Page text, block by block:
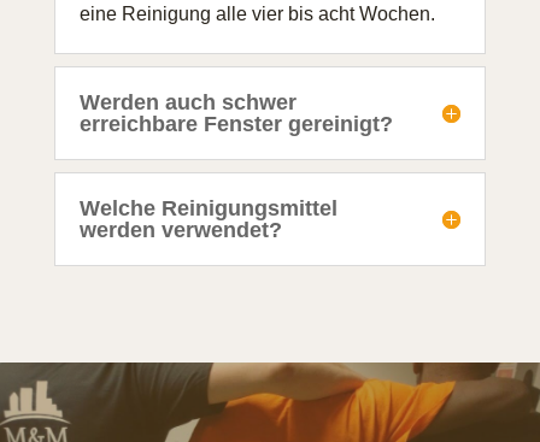
eine Reinigung alle vier bis acht Wochen.
Werden auch schwer
erreichbare Fenster gereinigt?
Welche Reinigungsmittel
werden verwendet?